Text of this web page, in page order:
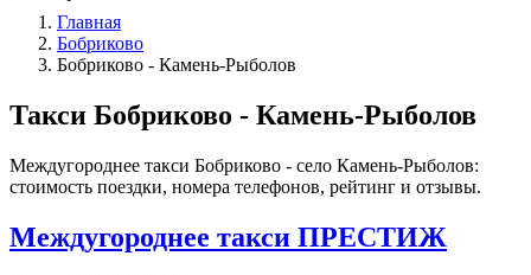
Главная
Бобриково
Бобриково - Камень-Рыболов
Такси Бобриково - Камень-Рыболов
Междугороднее такси Бобриково - село Камень-Рыболов:
стоимость поездки, номера телефонов, рейтинг и отзывы.
Междугороднее такси ПРЕСТИЖ